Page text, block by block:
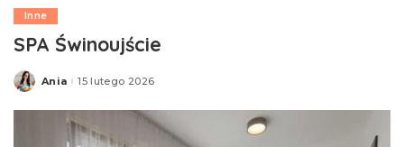
Inne
SPA Świnoujście
Posted
Ania 15 lutego 2026